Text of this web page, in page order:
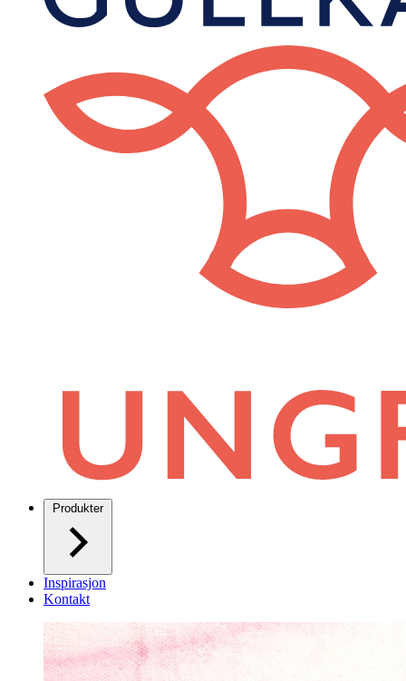
Produkter
Inspirasjon
Kontakt